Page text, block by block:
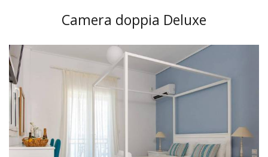
Camera doppia Deluxe